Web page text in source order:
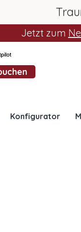
Jetzt zum
Konfigurator